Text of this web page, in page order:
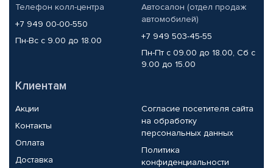
Телефон колл-центра
+7 949 00-00-550
Пн-Вс с 9.00 до 18.00
Автосалон (отдел продаж
автомобилей)
+7 949 503-45-55
Пн-Пт с 09.00 до 18.00, Сб с
9.00 до 15.00
Клиентам
Акции
Контакты
Оплата
Доставка
Согласие посетителя сайта
на обработку
персональных данных
Политика
конфиденциальности